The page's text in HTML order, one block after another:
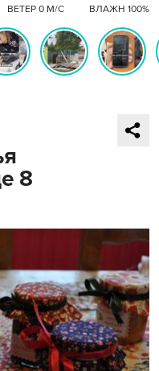
ВЕТЕР 0 М/С ВЛАЖН 100%
8